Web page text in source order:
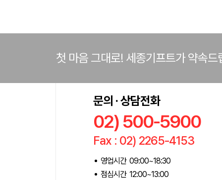
첫 마음 그대로! 세종기프트가 약속드
문의 · 상담전화
02) 500-5900
Fax : 02) 2265-4153
영업시간 09:00~18:30
점심시간 12:00~13:00